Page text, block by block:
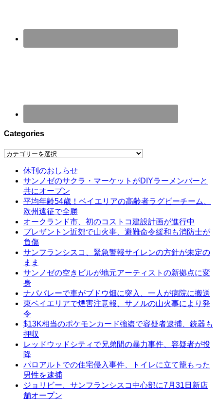
Categories
Categories
休刊のおしらせ
サンノゼのサクラ・マーケットがDIYラーメンバーと
共にオープン
平均年齢54歳！ベイエリアの高齢者ラグビーチーム、
欧州遠征で全勝
オークランド市、初のコストコ建設計画が進行中
プレザントン近郊で山火事、避難命令緩和も消防士が
負傷
サンフランシスコ、緊急警報サイレンの方針が未定の
まま
サンノゼの空きビルが地元アーティストの新拠点に変
身
ナパバレーで車がブドウ畑に突入、一人が病院に搬送
東ベイエリアで煙害注意報、サノルの山火事により発
令
$13K相当のポケモンカード強盗で容疑者逮捕、銃器も
押収
レッドウッドシティで兄弟間の暴力事件、容疑者が投
降
パロアルトでの住宅侵入事件、トイレに立て籠もった
男性を逮捕
ジョリビー、サンフランシスコ中心部に7月31日新店
舗オープン